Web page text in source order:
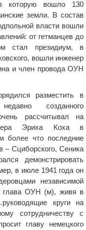
которую вошло 130
земли. В состав
власти вошли
от гетманцев до
стал президиум, в
вошли инженер
и член провода ОУН
разместить в
созданного
рассчитывал на
Эриха Коха в
более что последние
– Сциборского, Сеника
демонстрировать
в июле 1941 года он
независимой
глава ОУН (м), живя в
круги на
сотрудничеству с
главу немецкого